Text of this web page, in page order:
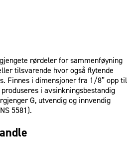
rørdeler for sammenføyning
tilsvarende hvor også flytende
Finnes i dimensjoner fra 1/8” opp til
i avsinkningsbestandig
G, utvendig og innvendig
5581).